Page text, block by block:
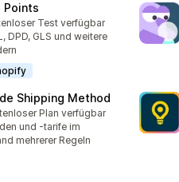
Points
insgesamtTest verfügbar
DPD, GLS und weitere
Shipping Method
insgesamtPlan verfügbar
und -tarife im
mehrerer Regeln